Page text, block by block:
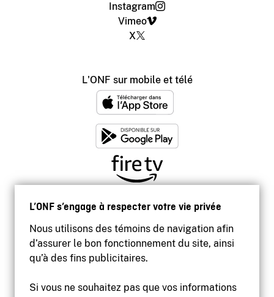
L’ONF s’engage à respecter votre vie privée
Nous utilisons des témoins de navigation afin
d’assurer le bon fonctionnement du site, ainsi
qu’à des fins publicitaires.
Si vous ne souhaitez pas que vos informations
Instagram
Vimeo
X
L'ONF sur mobile et télé